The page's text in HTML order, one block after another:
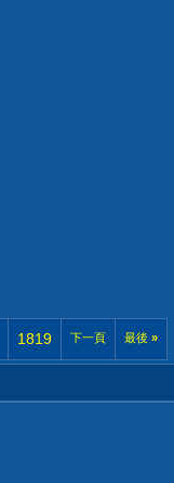
1819 下一頁 最後 »